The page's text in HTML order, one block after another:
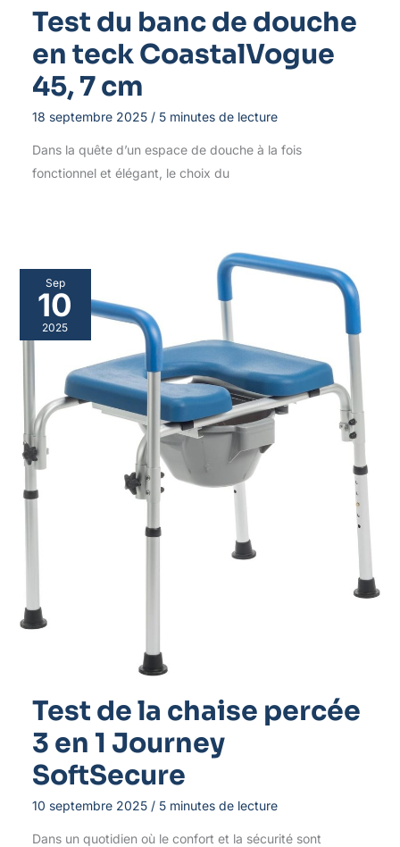
Test du banc de douche
en teck CoastalVogue
45, 7 cm
18 septembre 2025 / 5 minutes de lecture
Dans la quête d’un espace de douche à la fois
fonctionnel et élégant, le choix du
Sep
10
2025
Test de la chaise percée
3 en 1 Journey
SoftSecure
10 septembre 2025 / 5 minutes de lecture
Dans un quotidien où le confort et la sécurité sont